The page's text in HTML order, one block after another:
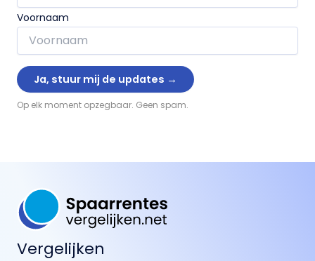
Voornaam
Op elk moment opzegbaar. Geen spam.
Vergelijken